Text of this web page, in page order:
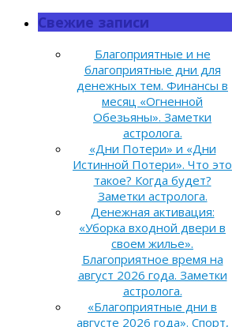
Свежие записи
Благоприятные и не
благоприятные дни для
денежных тем. Финансы в
месяц «Огненной
Обезьяны». Заметки
астролога.
«Дни Потери» и «Дни
Истинной Потери». Что это
такое? Когда будет?
Заметки астролога.
Денежная активация:
«Уборка входной двери в
своем жилье».
Благоприятное время на
август 2026 года. Заметки
астролога.
«Благоприятные дни в
августе 2026 года». Спорт,